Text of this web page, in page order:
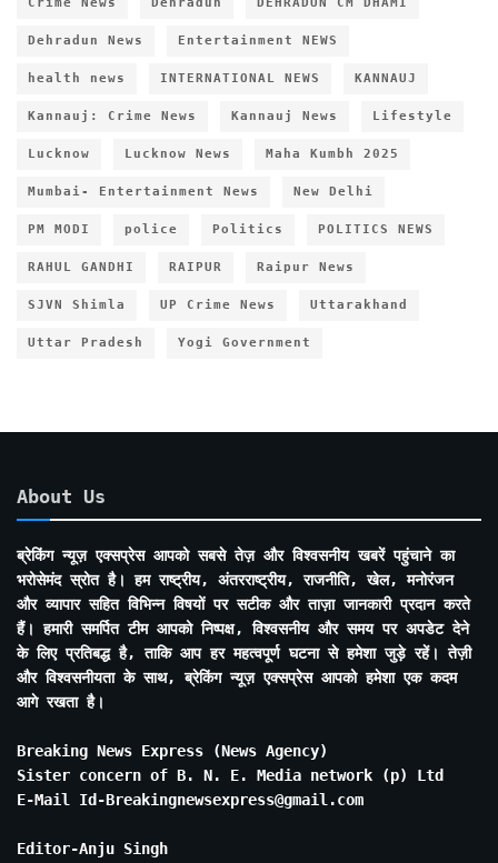
Crime News Dehradun DEHRADUN CM DHAMI
Dehradun News Entertainment NEWS
health news INTERNATIONAL NEWS KANNAUJ
Kannauj: Crime News Kannauj News Lifestyle
Lucknow Lucknow News Maha Kumbh 2025
Mumbai- Entertainment News New Delhi
PM MODI police Politics POLITICS NEWS
RAHUL GANDHI RAIPUR Raipur News
SJVN Shimla UP Crime News Uttarakhand
Uttar Pradesh Yogi Government
About Us
ब्रेकिंग न्यूज़ एक्सप्रेस आपको सबसे तेज़ और विश्वसनीय खबरें पहुंचाने का
भरोसेमंद स्रोत है। हम राष्ट्रीय, अंतरराष्ट्रीय, राजनीति, खेल, मनोरंजन
और व्यापार सहित विभिन्न विषयों पर सटीक और ताज़ा जानकारी प्रदान करते
हैं। हमारी समर्पित टीम आपको निष्पक्ष, विश्वसनीय और समय पर अपडेट देने
के लिए प्रतिबद्ध है, ताकि आप हर महत्वपूर्ण घटना से हमेशा जुड़े रहें। तेज़ी
और विश्वसनीयता के साथ, ब्रेकिंग न्यूज़ एक्सप्रेस आपको हमेशा एक कदम
आगे रखता है।
Breaking News Express (News Agency)
Sister concern of B. N. E. Media network (p) Ltd
E-Mail Id-Breakingnewsexpress@gmail.com
Editor-Anju Singh